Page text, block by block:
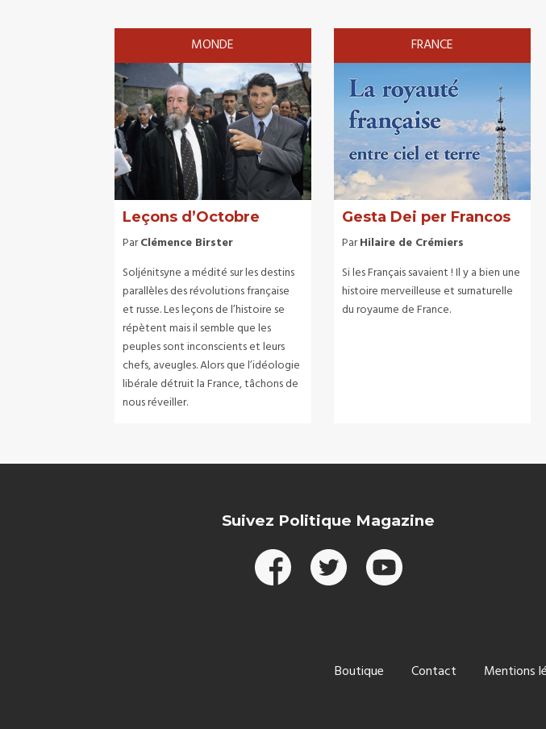
MONDE
Leçons d’Octobre
ParClémence Birster
Soljénitsyne a médité sur les destins
parallèles des révolutions française
et russe. Les leçons de l’histoire se
répètent mais il semble que les
peuples sont inconscients et leurs
chefs, aveugles. Alors que l’idéologie
libérale détruit la France, tâchons de
nous réveiller.
FRANCE
Gesta Dei per Francos
ParHilaire de Crémiers
Si les Français savaient ! Il y a bien une
histoire merveilleuse et surnaturelle
du royaume de France.
Suivez Politique Magazine
Boutique Contact Mentions